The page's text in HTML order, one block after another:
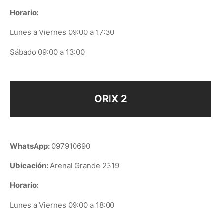
Horario:
Lunes a Viernes 09:00 a 17:30
Sábado 09:00 a 13:00
ORIX 2
WhatsApp: 097910690
Ubicación:Arenal Grande 2319
Horario:
Lunes a Viernes 09:00 a 18:00